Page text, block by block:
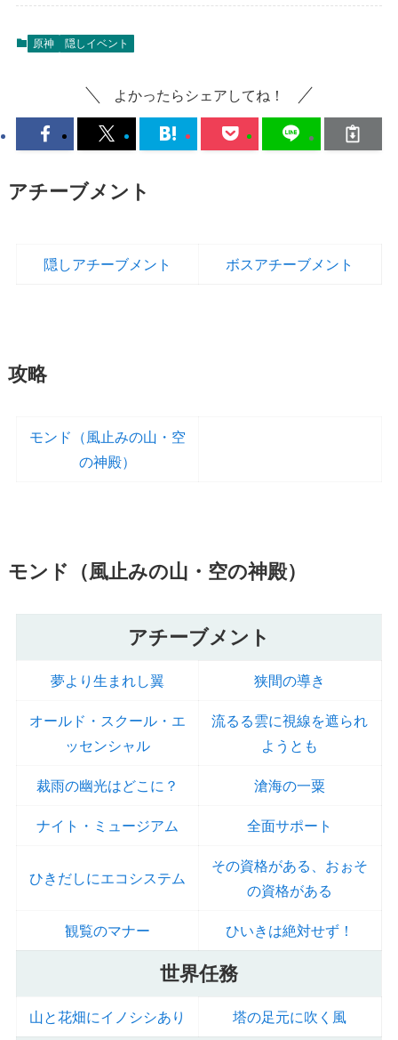
原神 隠しイベント
よかったらシェアしてね！
アチーブメント
隠しアチーブメント ボスアチーブメント
攻略
モンド（風止みの山・空
の神殿）
モンド（風止みの山・空の神殿）
アチーブメント
夢より生まれし翼 狭間の導き
オールド・スクール・エ
ッセンシャル
流るる雲に視線を遮られ
ようとも
裁雨の幽光はどこに？ 滄海の一粟
ナイト・ミュージアム 全面サポート
ひきだしにエコシステム
その資格がある、おぉそ
の資格がある
観覧のマナー ひいきは絶対せず！
世界任務
山と花畑にイノシシあり 塔の足元に吹く風